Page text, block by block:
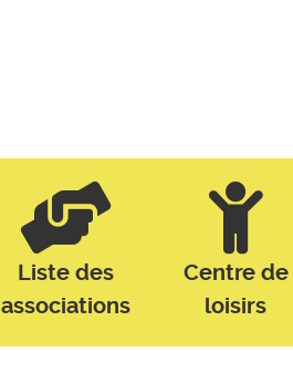
Liste des
associations
Centre de
loisirs